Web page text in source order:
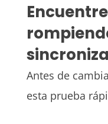
Antes de
esta prueba